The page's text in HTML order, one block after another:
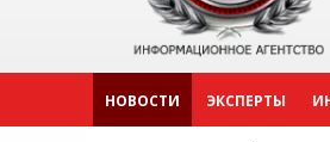
НОВОСТИ ЭКСПЕРТЫ